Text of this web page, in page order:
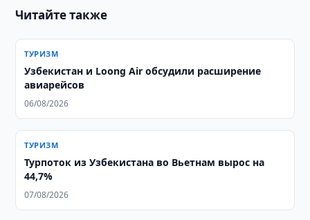
Читайте также
ТУРИЗМ
Узбекистан и Loong Air обсудили расширение
авиарейсов
06/08/2026
ТУРИЗМ
Турпоток из Узбекистана во Вьетнам вырос на
44,7%
07/08/2026